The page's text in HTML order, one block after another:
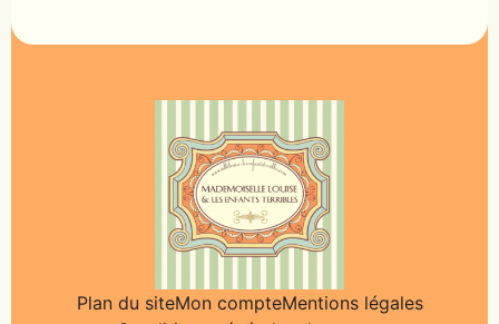
Plan du siteMon compteMentions légales